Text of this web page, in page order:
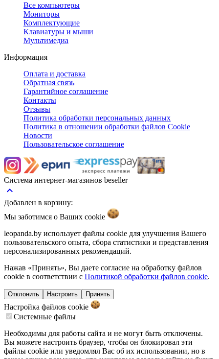
Все компьютеры
Мониторы
Комплектующие
Клавиатуры и мыши
Мультимедиа
Информация
Оплата и доставка
Обратная связь
Гарантийное соглашение
Контакты
Отзывы
Политика обработки персональных данных
Политика в отношении обработки файлов Cookie
Новости
Пользовательское соглашение
Система интернет-магазинов beseller
keyboard_arrow_up
Добавлен в корзину:
Мы заботимся о Ваших cookie
leopanda.by использует файлы cookie для улучшения Вашего
пользовательского опыта, сбора статистики и представления
персонализированных рекомендаций.
Нажав «Принять», Вы даете согласие на обработку файлов
cookie в соответствии с Политикой обработки файлов cookie.
Отклонить Настроить Принять
Настройка файлов cookie
Системные файлы
Необходимы для работы сайта и не могут быть отключены.
Вы можете настроить браузер, чтобы он блокировал эти
файлы cookie или уведомлял Вас об их использовании, но в